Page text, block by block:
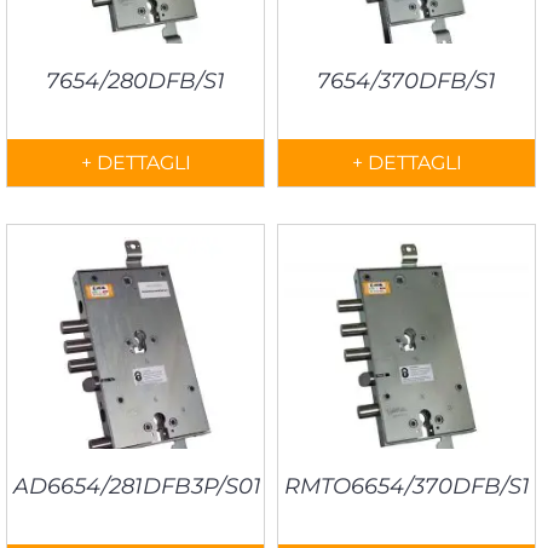
7654/280DFB/S1
+ DETTAGLI
7654/370DFB/S1
+ DETTAGLI
AD6654/281DFB3P/S01 RMTO6654/370DFB/S1